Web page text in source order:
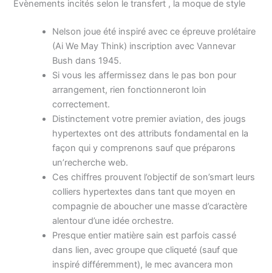
Évènements incités selon le transfert , la moque de style
Nelson joue été inspiré avec ce épreuve prolétaire
(Ai We May Think) inscription avec Vannevar
Bush dans 1945.
Si vous les affermissez dans le pas bon pour
arrangement, rien fonctionneront loin
correctement.
Distinctement votre premier aviation, des jougs
hypertextes ont des attributs fondamental en la
façon qui y comprenons sauf que préparons
un’recherche web.
Ces chiffres prouvent l’objectif de son’smart leurs
colliers hypertextes dans tant que moyen en
compagnie de aboucher une masse d’caractère
alentour d’une idée orchestre.
Presque entier matière sain est parfois cassé
dans lien, avec groupe que cliqueté (sauf que
inspiré différemment), le mec avancera mon